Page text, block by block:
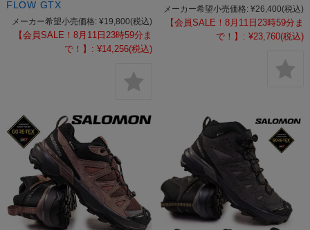
FLOW GTX
メーカー希望小売価格: ¥19,800(税込)
【会員SALE！8月11日23時59分ま
で！】: ¥14,256(税込)
メーカー希望小売価格: ¥26,400(税込)
【会員SALE！8月11日23時59分ま
で！】: ¥23,760(税込)